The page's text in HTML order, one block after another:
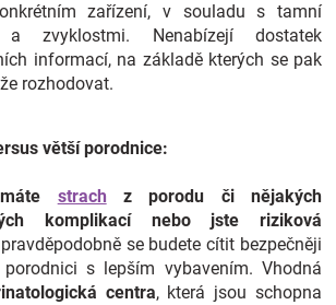
zařízení, v souladu s tamní
a zvyklostmi. Nenabízejí dostatek
informací, na základě kterých se pak
rozhodovat.
větší porodnice:
strach z porodu či nějakých
komplikací nebo jste riziková
se budete cítit bezpečněji
s lepším vybavením. Vhodná
centra, která jsou schopna